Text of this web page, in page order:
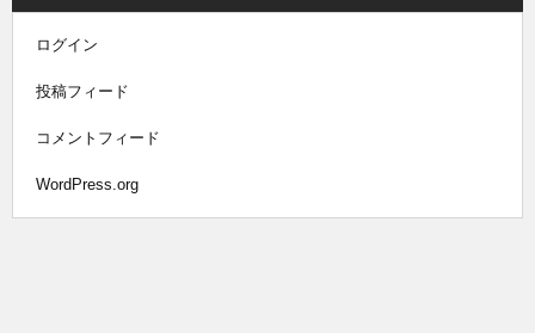
ログイン
投稿フィード
コメントフィード
WordPress.org